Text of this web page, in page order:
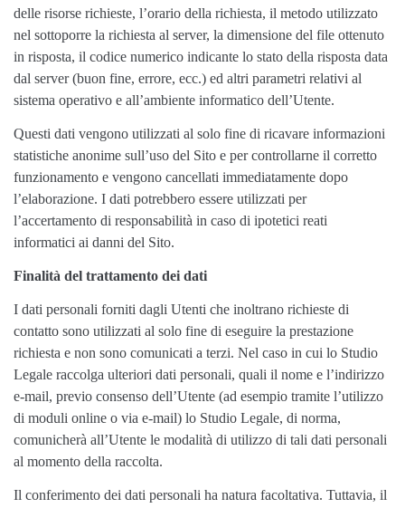
delle risorse richieste, l’orario della richiesta, il metodo utilizzato
nel sottoporre la richiesta al server, la dimensione del file ottenuto
in risposta, il codice numerico indicante lo stato della risposta data
dal server (buon fine, errore, ecc.) ed altri parametri relativi al
sistema operativo e all’ambiente informatico dell’Utente.
Questi dati vengono utilizzati al solo fine di ricavare informazioni
statistiche anonime sull’uso del Sito e per controllarne il corretto
funzionamento e vengono cancellati immediatamente dopo
l’elaborazione. I dati potrebbero essere utilizzati per
l’accertamento di responsabilità in caso di ipotetici reati
informatici ai danni del Sito.
Finalità del trattamento dei dati
I dati personali forniti dagli Utenti che inoltrano richieste di
contatto sono utilizzati al solo fine di eseguire la prestazione
richiesta e non sono comunicati a terzi. Nel caso in cui lo Studio
Legale raccolga ulteriori dati personali, quali il nome e l’indirizzo
e-mail, previo consenso dell’Utente (ad esempio tramite l’utilizzo
di moduli online o via e-mail) lo Studio Legale, di norma,
comunicherà all’Utente le modalità di utilizzo di tali dati personali
al momento della raccolta.
Il conferimento dei dati personali ha natura facoltativa. Tuttavia, il